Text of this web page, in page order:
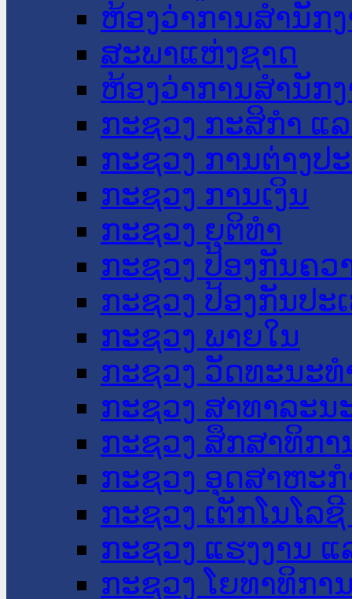
ຫ້ອງວ່າການສໍານັກ
ສະພາແຫ່ງຊາດ
ຫ້ອງວ່າການສຳນັກ
ກະຊວງ ກະສິກຳ ແ
ກະຊວງ ການຕ່າງປ
ກະຊວງ ການເງິນ
ກະຊວງ ຍຸຕິທໍາ
ກະຊວງ ປ້ອງກັນຄວ
ກະຊວງ ປ້ອງກັນປະ
ກະຊວງ ພາຍໃນ
ກະຊວງ ວັດທະນະ
ກະຊວງ ສາທາລະນ
ກະຊວງ ສຶກສາທິກາ
ກະຊວງ ອຸດສາຫະ
ກະຊວງ ເຕັກໂນໂລ
ກະຊວງ ແຮງງານ
ກະຊວງ ໂຍທາທິກາ